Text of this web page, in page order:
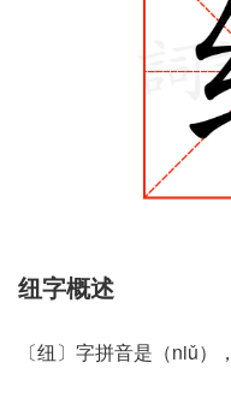
纽字概述
〔纽〕字拼音是（niǔ）